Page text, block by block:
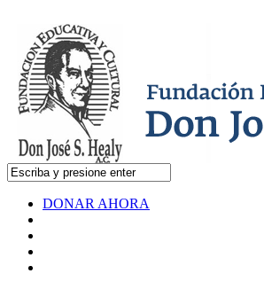
DONAR AHORA